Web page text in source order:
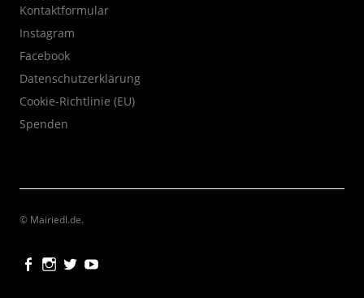
Kontaktformular
Instagram
Facebook
Datenschutzerklärung
Cookie-Richtlinie (EU)
Spenden
© Mairiedl.de